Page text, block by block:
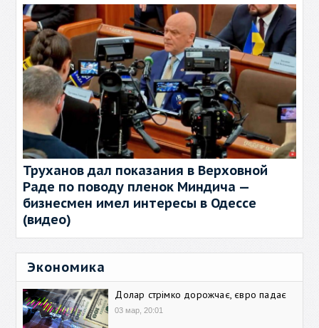
Труханов дал показания в Верховной
Раде по поводу пленок Миндича —
бизнесмен имел интересы в Одессе
(видео)
Экономика
Долар стрімко дорожчає, євро падає
03 мар, 20:01